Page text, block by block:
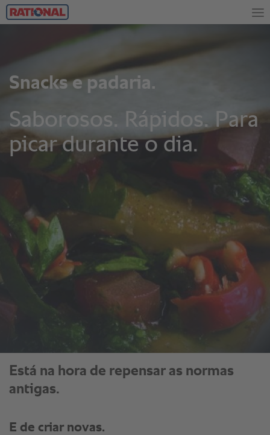
Está na hora de repensar as normas
antigas.
E de criar novas.